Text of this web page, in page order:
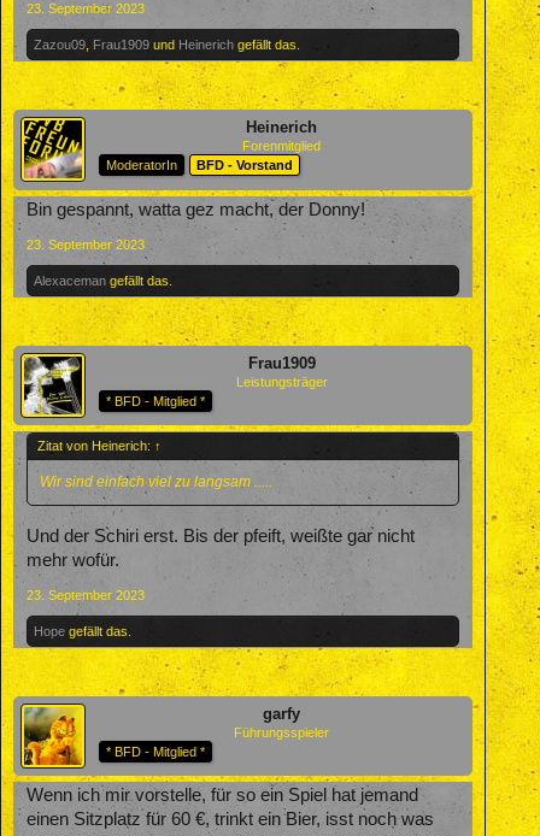
23. September 2023
Zazou09 Frau1909 und Heinerich gefällt das.
Heinerich
Forenmitglied
ModeratorIn
BFD - Vorstand
Bin gespannt, watta gez macht, der Donny!
23. September 2023
Alexaceman gefällt das.
Frau1909
Leistungsträger
* BFD - Mitglied *
Zitat von Heinerich: ↑
Wir sind einfach viel zu langsam .....
Und der Schiri erst. Bis der pfeift, weißte gar nicht
mehr wofür.
23. September 2023
Hope gefällt das.
garfy
Führungsspieler
* BFD - Mitglied *
Wenn ich mir vorstelle, für so ein Spiel hat jemand
einen Sitzplatz für 60 €, trinkt ein Bier, isst noch was